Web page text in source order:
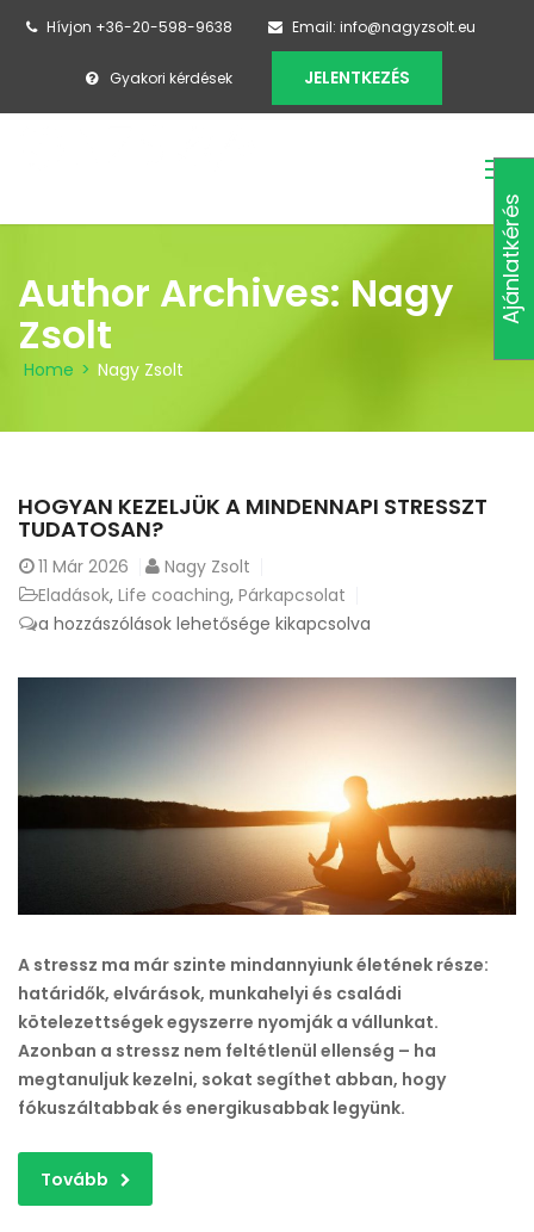
Hívjon +36-20-598-9638 Email: info@nagyzsolt.eu
Gyakori kérdések JELENTKEZÉS
Author Archives: Nagy
Zsolt
Home > Nagy Zsolt
HOGYAN KEZELJÜK A MINDENNAPI STRESSZT
TUDATOSAN?
11 Már 2026
Nagy Zsolt
Eladások, Life coaching, Párkapcsolat
Hogyan
a
bejegyzéshez
a hozzászólások lehetősége kikapcsolva
A stressz ma már szinte mindannyiunk életének része:
határidők, elvárások, munkahelyi és családi
kötelezettségek egyszerre nyomják a vállunkat.
Azonban a stressz nem feltétlenül ellenség – ha
megtanuljuk kezelni, sokat segíthet abban, hogy
fókuszáltabbak és energikusabbak legyünk.
Tovább
Ajánlatkérés